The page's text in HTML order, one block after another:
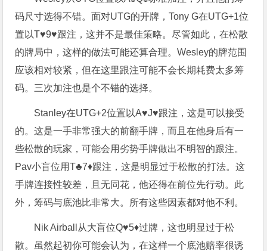
码尺寸选得不错。面对UTG的开牌，Tony G在UTG+1位
置以T♥9♥跟注，这并不是最佳策略。尽管如此，在松散
的牌局中，这样的做法可能还算合理。Wesley的牌范围
应该相对较紧，但在这里跟注可能不会长期耗费太多筹
码。三次加注也是个不错的选择。
Stanley在UTG+2位置以A♥J♥跟注，这是可以接受
的。这是一手非常强大的前翻手牌，而且在他身后有一
些松散的玩家，可能会用劣势手牌做出不明智的跟注。
Pav小盲位用T♣7♦跟注，这是明显过于松散的打法。这
手牌连接性较差，且无同花，他还得在前位先行动。此
外，筹码与底池比非常大。所有这些因素都对他不利。
Nik Airball从大盲位Q♥5♦过牌，这也明显过于松
散。虽然起初你可能会认为，在这样一个底池赔率很诱